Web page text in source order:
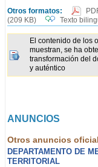
Otros formatos:
(209 KB)
Texto
El contenido de los
muestran, se ha
transformación del
y auténtico
ANUNCIOS
Otros anuncios
DEPARTAMENTO DE
TERRITORIAL